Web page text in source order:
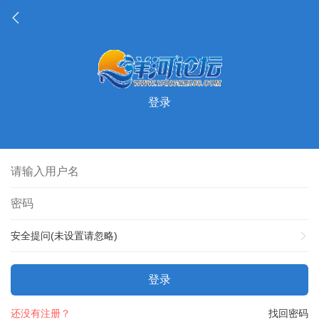
登录
安全提问(未设置请忽略)
登录
找回密码
还没有注册？